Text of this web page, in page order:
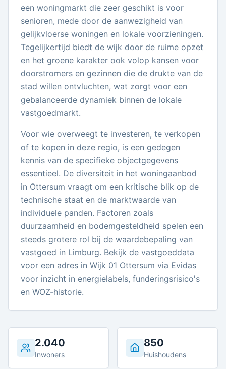
een woningmarkt die zeer geschikt is voor
senioren, mede door de aanwezigheid van
gelijkvloerse woningen en lokale voorzieningen.
Tegelijkertijd biedt de wijk door de ruime opzet
en het groene karakter ook volop kansen voor
doorstromers en gezinnen die de drukte van de
stad willen ontvluchten, wat zorgt voor een
gebalanceerde dynamiek binnen de lokale
vastgoedmarkt.
Voor wie overweegt te investeren, te verkopen
of te kopen in deze regio, is een gedegen
kennis van de specifieke objectgegevens
essentieel. De diversiteit in het woningaanbod
in Ottersum vraagt om een kritische blik op de
technische staat en de marktwaarde van
individuele panden. Factoren zoals
duurzaamheid en bodemgesteldheid spelen een
steeds grotere rol bij de waardebepaling van
vastgoed in Limburg. Bekijk de vastgoeddata
voor een adres in Wijk 01 Ottersum via Evidas
voor inzicht in energielabels, funderingsrisico's
en WOZ-historie.
2.040
Inwoners
850
Huishoudens